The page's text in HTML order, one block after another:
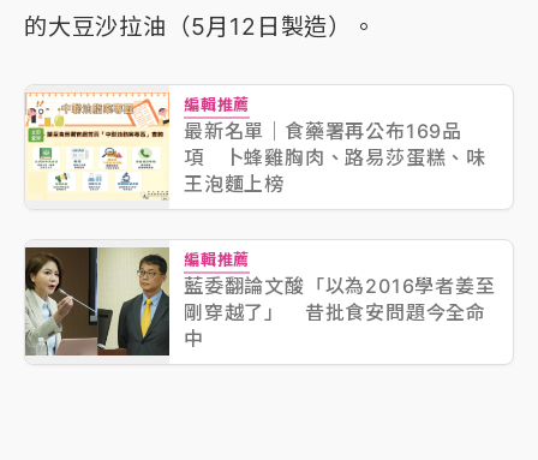
的大豆沙拉油（5月12日製造）。
編輯推薦
最新名單｜食藥署再公布169品
項 卜蜂雞胸肉、路易莎蛋糕、味
王泡麵上榜
編輯推薦
藍委翻論文酸「以為2016學者姜至
剛穿越了」 昔批食安問題今全命
中